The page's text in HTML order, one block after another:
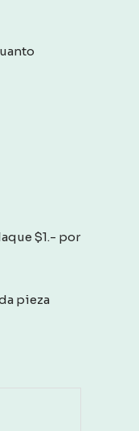
$1.- por
pieza